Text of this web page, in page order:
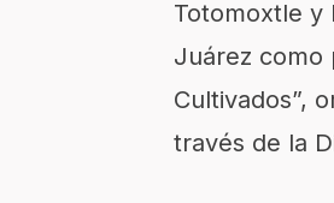
Totomoxtle y
Juárez como
Cultivados”,
través de la